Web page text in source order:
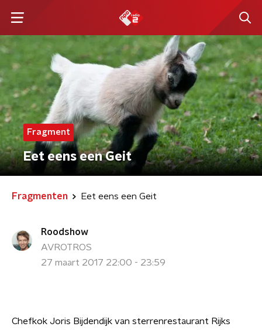
Fragment
Eet eens een Geit
Fragmenten Eet eens een Geit
Roodshow
AVROTROS
27 maart 2017 22:00 - 23:59
Chefkok Joris Bijdendijk van sterrenrestaurant Rijks